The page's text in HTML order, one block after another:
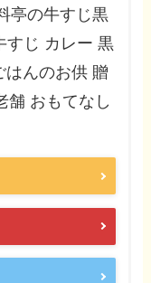
亭の牛すじ黒
すじ カレー 黒
はんのお供 贈
舗 おもてなし